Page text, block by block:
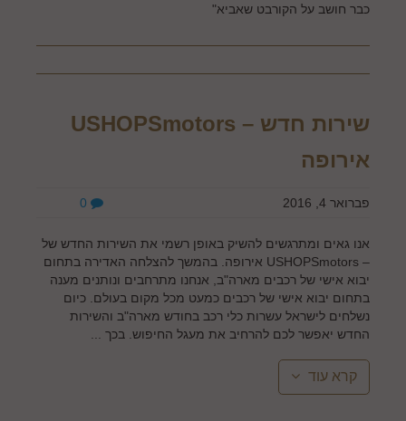
כבר חושב על הקורבט שאביא"
שירות חדש – USHOPSmotors
אירופה
פברואר 4, 2016
אנו גאים ומתרגשים להשיק באופן רשמי את השירות החדש של
– USHOPSmotors אירופה. בהמשך להצלחה האדירה בתחום
יבוא אישי של רכבים מארה"ב, אנחנו מתרחבים ונותנים מענה
בתחום יבוא אישי של רכבים כמעט מכל מקום בעולם. כיום
נשלחים לישראל עשרות כלי רכב בחודש מארה"ב והשירות
החדש יאפשר לכם להרחיב את מעגל החיפוש. בכך ...
קרא עוד